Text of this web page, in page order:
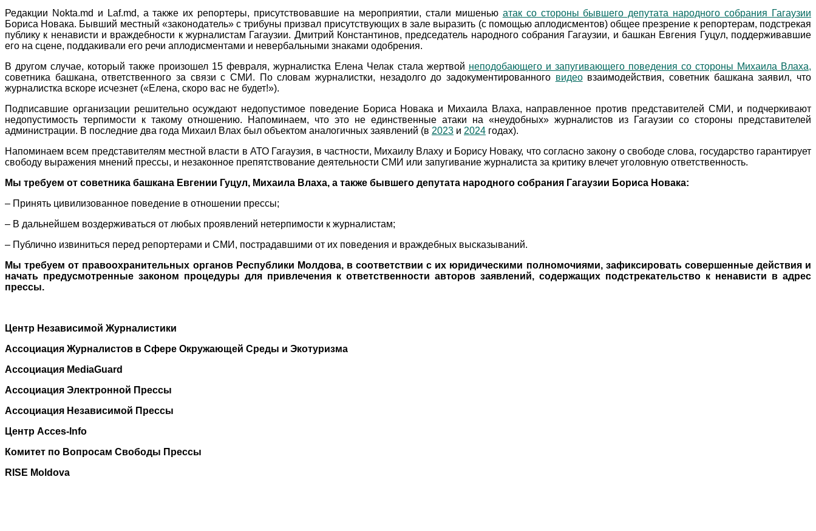
Редакции Nokta.md и Laf.md, а также их репортеры, присутствовавшие на мероприятии, стали мишенью атак со стороны бывшего депутата народного собрания Гагаузии
Бориса Новака. Бывший местный «законодатель» с трибуны призвал присутствующих в зале выразить (с помощью аплодисментов) общее презрение к репортерам, подстрекая
публику к ненависти и враждебности к журналистам Гагаузии. Дмитрий Константинов, председатель народного собрания Гагаузии, и башкан Евгения Гуцул, поддерживавшие
его на сцене, поддакивали его речи аплодисментами и невербальными знаками одобрения.
В другом случае, который также произошел 15 февраля, журналистка Елена Челак стала жертвой неподобающего и запугивающего поведения со стороны Михаила Влаха,
советника башкана, ответственного за связи с СМИ. По словам журналистки, незадолго до задокументированного видеовзаимодействия, советник башкана заявил, что
журналистка вскоре исчезнет («Елена, скоро вас не будет!»).
Подписавшие организации решительно осуждают недопустимое поведение Бориса Новака и Михаила Влаха, направленное против представителей СМИ, и подчеркивают
недопустимость терпимости к такому отношению. Напоминаем, что это не единственные атаки на «неудобных» журналистов из Гагаузии со стороны представителей
администрации. В последние два года Михаил Влах был объектом аналогичных заявлений (в 2023 и 2024 годах).
Напоминаем всем представителям местной власти в АТО Гагаузия, в частности, Михаилу Влаху и Борису Новаку, что согласно закону о свободе слова, государство гарантирует
свободу выражения мнений прессы, и незаконное препятствование деятельности СМИ или запугивание журналиста за критику влечет уголовную ответственность.
Мы требуем от советника башкана Евгении Гуцул, Михаила Влаха, а также бывшего депутата народного собрания Гагаузии Бориса Новака:
– Принять цивилизованное поведение в отношении прессы;
– В дальнейшем воздерживаться от любых проявлений нетерпимости к журналистам;
– Публично извиниться перед репортерами и СМИ, пострадавшими от их поведения и враждебных высказываний.
Мы требуем от правоохранительных органов Республики Молдова, в соответствии с их юридическими полномочиями, зафиксировать совершенные действия и
начать предусмотренные законом процедуры для привлечения к ответственности авторов заявлений, содержащих подстрекательство к ненависти в адрес
прессы.
Центр Независимой Журналистики
Ассоциация Журналистов в Сфере Окружающей Среды и Экотуризма
Ассоциация MediaGuard
Ассоциация Электронной Прессы
Ассоциация Независимой Прессы
Центр Acces-Info
Комитет по Вопросам Свободы Прессы
RISE Moldova